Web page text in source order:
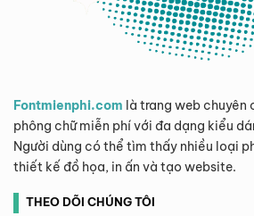
Fontmienphi.com là trang web chuyên
phông chữ miễn phí với đa dạng kiểu
Người dùng có thể tìm thấy nhiều loại
thiết kế đồ họa, in ấn và tạo website.
THEO DÕI CHÚNG TÔI